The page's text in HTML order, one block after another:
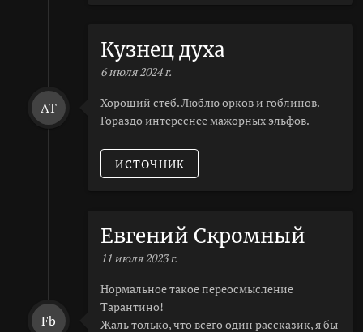
Кузнец духа
6 июля 2024 г.
Хороший стеб. Люблю орков и гоблинов.
Гораздо интереснее мажорных эльфов.
ИСТОЧНИК
AT
Евгений Скромный
11 июля 2023 г.
Нормальное такое переосмысление
Тарантино!
Жаль только, что всего один рассказик, я бы
Fb